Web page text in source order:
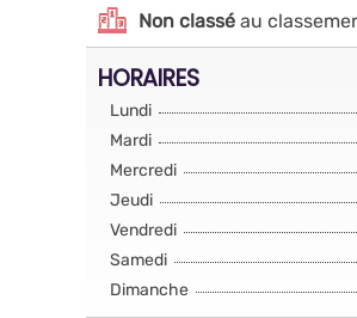
Non classé au
HORAIRES
Lundi
Mardi
Mercredi
Jeudi
Vendredi
Samedi
Dimanche